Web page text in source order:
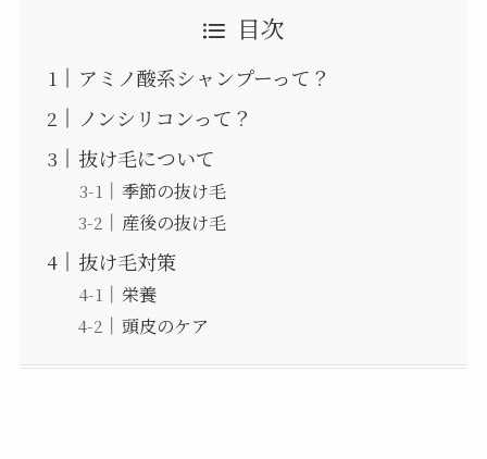
目次
アミノ酸系シャンプーって？
ノンシリコンって？
抜け毛について
季節の抜け毛
産後の抜け毛
抜け毛対策
栄養
頭皮のケア